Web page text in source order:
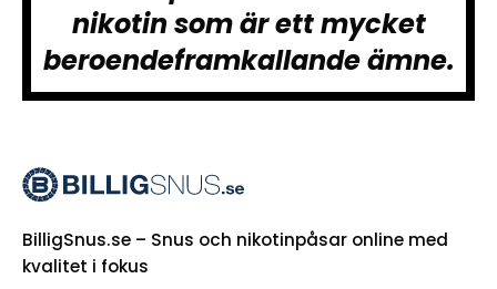
nikotin som är ett mycket
beroendeframkallande ämne.
BilligSnus.se – Snus och nikotinpåsar online med
kvalitet i fokus